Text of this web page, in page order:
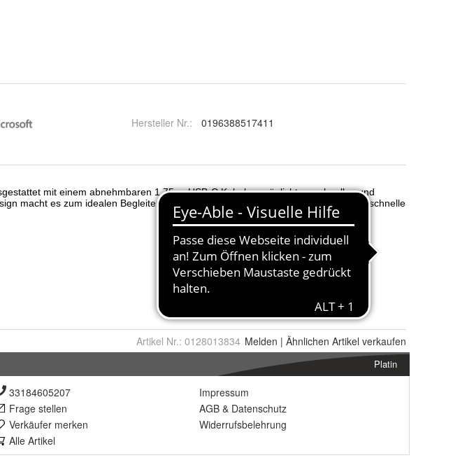
Hersteller Nr.: 0196388517411
Artikel Nr.: 0128013834 Melden | Ähnlichen Artikel verkaufen
Platin
33184605207
Frage stellen
Verkäufer merken
Alle Artikel
Impressum
AGB & Datenschutz
Widerrufsbelehrung